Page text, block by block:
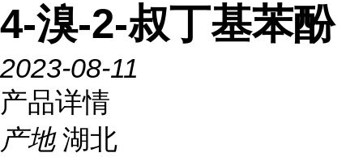
4-溴-2-叔丁基苯酚
2023-08-11
产品详情
产地 湖北